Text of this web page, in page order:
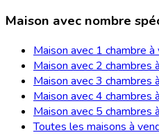
Maison avec nombre
Maison avec 1 chambre
Maison avec 2 chambres
Maison avec 3 chambres
Maison avec 4 chambres
Maison avec 5 chambres
Toutes les maisons à